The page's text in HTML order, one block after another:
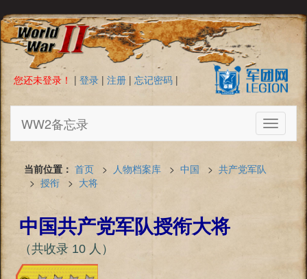
您还未登录！ | 登录 | 注册 | 忘记密码 |
Toggle
WW2备忘录
当前位置： 首页 > 人物档案库 > 中国 > 共产党军队
> 授衔 > 大将
中国共产党军队授衔大将
（共收录 10 人）